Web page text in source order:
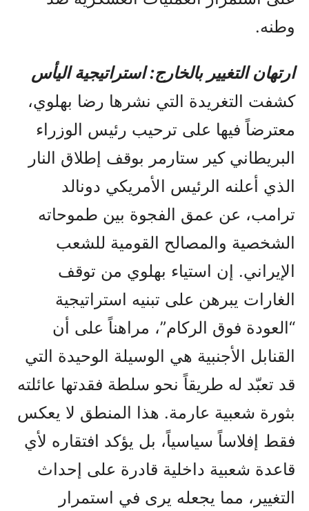
وطنه.
ارتهان التغيير بالخارج: استراتيجية اليأس
كشفت التغريدة التي نشرها رضا بهلوي،
معترضاً فيها على ترحيب رئيس الوزراء
البريطاني كير ستارمر بوقف إطلاق النار
الذي أعلنه الرئيس الأمريكي دونالد
ترامب، عن عمق الفجوة بين طموحاته
الشخصية والمصالح القومية للشعب
الإيراني. إن استياء بهلوي من توقف
الغارات يبرهن على تبنيه استراتيجية
“العودة فوق الركام”، مراهناً على أن
القنابل الأجنبية هي الوسيلة الوحيدة التي
قد تعبّد له طريقاً نحو سلطة فقدتها عائلته
بثورة شعبية عارمة. هذا المنطق لا يعكس
فقط إفلاساً سياسياً، بل يؤكد افتقاره لأي
قاعدة شعبية داخلية قادرة على إحداث
التغيير، مما يجعله يرى في استمرار